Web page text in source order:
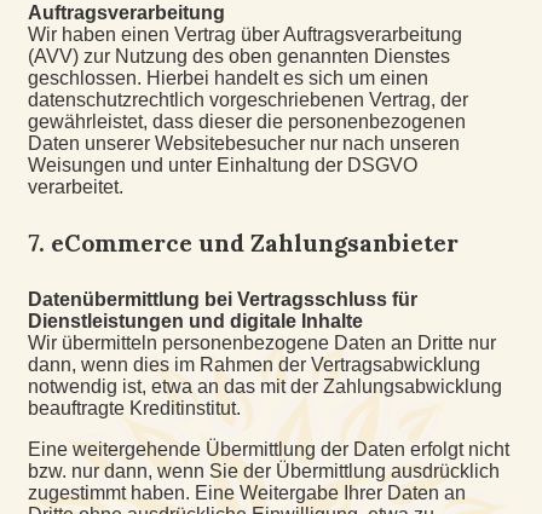
Auftragsverarbeitung
Wir haben einen Vertrag über Auftragsverarbeitung
(AVV) zur Nutzung des oben genannten Dienstes
geschlossen. Hierbei handelt es sich um einen
datenschutzrechtlich vorgeschriebenen Vertrag, der
gewährleistet, dass dieser die personenbezogenen
Daten unserer Websitebesucher nur nach unseren
Weisungen und unter Einhaltung der DSGVO
verarbeitet.
7. eCommerce und Zahlungs­anbieter
Daten­übermittlung bei Vertragsschluss für
Dienstleistungen und digitale Inhalte
Wir übermitteln personenbezogene Daten an Dritte nur
dann, wenn dies im Rahmen der Vertragsabwicklung
notwendig ist, etwa an das mit der Zahlungsabwicklung
beauftragte Kreditinstitut.
Eine weitergehende Übermittlung der Daten erfolgt nicht
bzw. nur dann, wenn Sie der Übermittlung ausdrücklich
zugestimmt haben. Eine Weitergabe Ihrer Daten an